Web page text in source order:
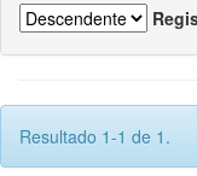
Resultado 1-1 de 1.